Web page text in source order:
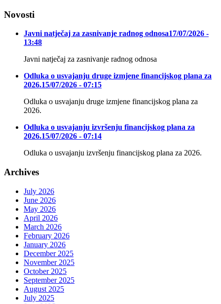
Novosti
Javni natječaj za zasnivanje radnog odnosa17/07/2026 -
13:48
Javni natječaj za zasnivanje radnog odnosa
Odluka o usvajanju druge izmjene financijskog plana za
2026.15/07/2026 - 07:15
Odluka o usvajanju druge izmjene financijskog plana za
2026.
Odluka o usvajanju izvršenju financijskog plana za
2026.15/07/2026 - 07:14
Odluka o usvajanju izvršenju financijskog plana za 2026.
Archives
July 2026
June 2026
May 2026
April 2026
March 2026
February 2026
January 2026
December 2025
November 2025
October 2025
September 2025
August 2025
July 2025